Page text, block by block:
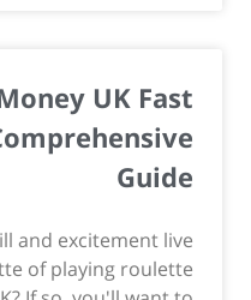
UK Fast
Guide
and excitement live
of playing roulette